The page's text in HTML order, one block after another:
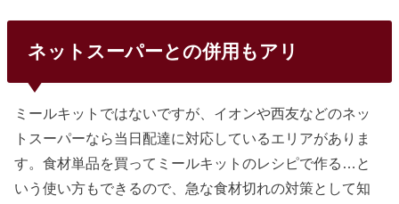
ネットスーパーとの併用もアリ
ミールキットではないですが、イオンや西友などのネッ
トスーパーなら当日配達に対応しているエリアがありま
す。食材単品を買ってミールキットのレシピで作る…と
いう使い方もできるので、急な食材切れの対策として知